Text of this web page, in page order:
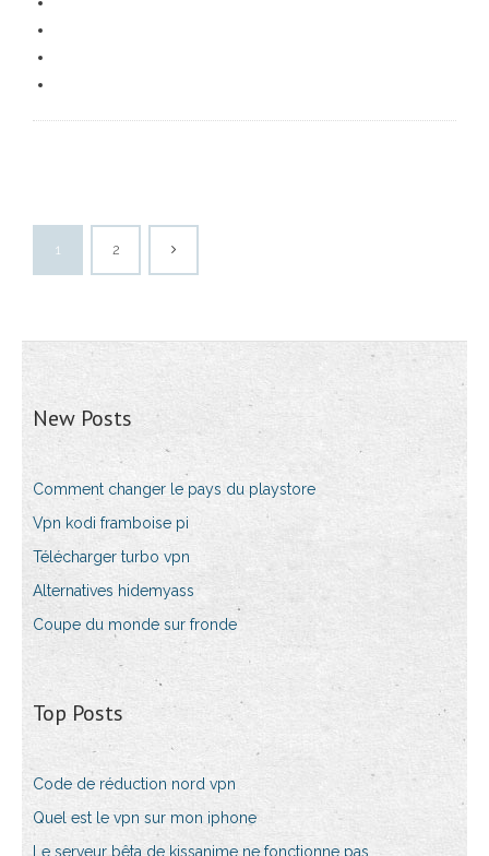
1 2
New Posts
Comment changer le pays du playstore
Vpn kodi framboise pi
Télécharger turbo vpn
Alternatives hidemyass
Coupe du monde sur fronde
Top Posts
Code de réduction nord vpn
Quel est le vpn sur mon iphone
Le serveur bêta de kissanime ne fonctionne pas